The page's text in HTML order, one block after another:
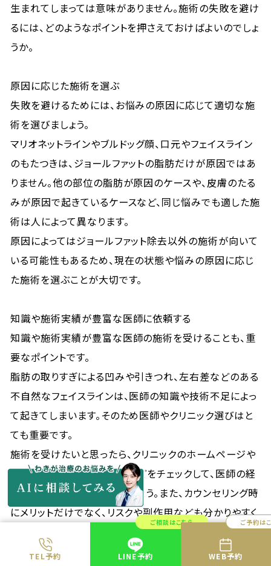
TEL予約
ご相談はこちら
LINE予約
ご予約は
WEB予約
生まれてしまっては意味がありません。施術の失敗を避け
るには、どのようなポイントを押さえておけばよいのでしょ
うか。
原因に応じた施術を選ぶ
失敗を避けるためには、お悩みの原因に応じて適切な施
術を選びましょう。
マリオネットラインやブルドッグ顔、口元やフェイスライン
のもたつきは、ジョールファットの脂肪だけが原因ではあ
りません。他の部位の脂肪が原因のケースや、皮膚のたる
みが原因で起きているケースなど、同じ悩みでも適した施
術は人によって異なります。
原因によってはジョールファット除去以外の施術が向いて
いる可能性もあるため、現在の状態や悩みの原因に応じ
た施術を選ぶことが大切です。
知識や施術実績が豊富な医師に依頼する
知識や施術実績が豊富な医師の施術を受けることも、重
要なポイントです。
脂肪の取りすぎによる凹みや引きつれ、左右差などのある
不自然なフェイスラインは、医師の知識や技術不足によっ
て起きてしまいます。そのため医師やクリニック選びはと
ても重要です。
施術を受けたいと思ったら、クリニックのホームページや
症例写真、医師個人のSNSなどをチェックして、医師の経
歴や症例数などを確認しましょう。また、カウンセリング時
にメリットだけでなく、リスクや副作用なども分かりやすく
説明してくれる医師の方が望ましいでしょう。
医師の知識や経験は、前述した原因に応じた施術を提案